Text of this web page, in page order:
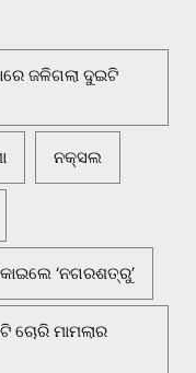
ଜଳିଗଲା ଦୁଇଟି
ନକ୍ସଲ
‘ନଗରଶତ୍ରୁ’
ଚୋରି ମାମଲାର